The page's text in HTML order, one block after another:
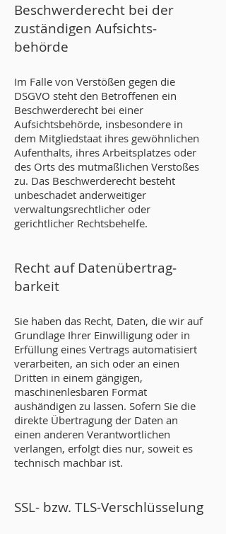
Beschwerde­recht bei der
zuständigen Aufsichts­
behörde
Im Falle von Verstößen gegen die
DSGVO steht den Betroffenen ein
Beschwerderecht bei einer
Aufsichtsbehörde, insbesondere in
dem Mitgliedstaat ihres gewöhnlichen
Aufenthalts, ihres Arbeitsplatzes oder
des Orts des mutmaßlichen Verstoßes
zu. Das Beschwerderecht besteht
unbeschadet anderweitiger
verwaltungsrechtlicher oder
gerichtlicher Rechtsbehelfe.
Recht auf Daten­übertrag­
barkeit
Sie haben das Recht, Daten, die wir auf
Grundlage Ihrer Einwilligung oder in
Erfüllung eines Vertrags automatisiert
verarbeiten, an sich oder an einen
Dritten in einem gängigen,
maschinenlesbaren Format
aushändigen zu lassen. Sofern Sie die
direkte Übertragung der Daten an
einen anderen Verantwortlichen
verlangen, erfolgt dies nur, soweit es
technisch machbar ist.
SSL- bzw. TLS-Verschlüsselung